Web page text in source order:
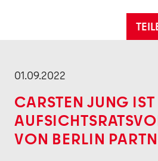
01.09.2022
CARSTEN JUNG IST
VON BERLIN